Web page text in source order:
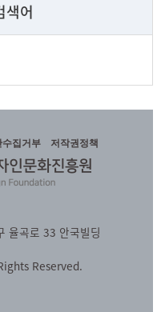
색어
수집거부 저작권정책
율곡로 33 안국빌딩
Reserved.